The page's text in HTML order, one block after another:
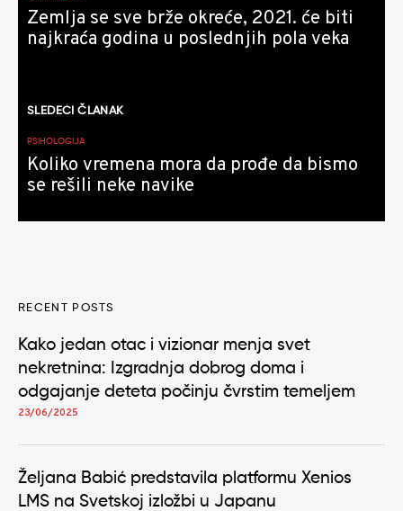
Zemlja se sve brže okreće, 2021. će biti
najkraća godina u poslednjih pola veka
SLEDEĆI ČLANAK
PSIHOLOGIJA
Koliko vremena mora da prođe da bismo
se rešili neke navike
RECENT POSTS
Kako jedan otac i vizionar menja svet
nekretnina: Izgradnja dobrog doma i
odgajanje deteta počinju čvrstim temeljem
23/06/2025
Željana Babić predstavila platformu Xenios
LMS na Svetskoj izložbi u Japanu